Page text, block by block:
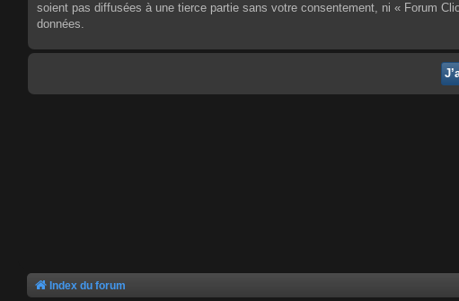
soient pas diffusées à une tierce partie sans votre consentement, ni « Forum
données.
Index du forum